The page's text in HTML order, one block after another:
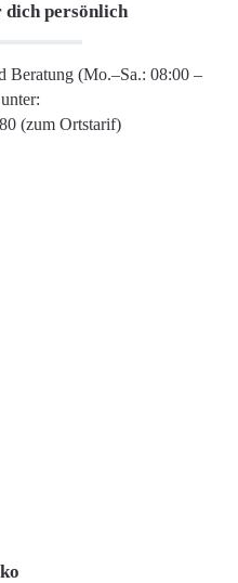
persönlich
Beratung (Mo.–Sa.: 08:00 –
(zum Ortstarif)